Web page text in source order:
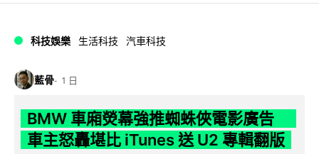
科技娛樂 生活科技 汽車科技
藍骨 1 日
BMW 車廂熒幕強推蜘蛛俠電影廣告
車主怒轟堪比 iTunes 送 U2 專輯翻版